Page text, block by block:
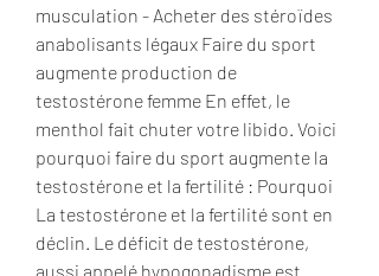
musculation - Acheter des stéroïdes
anabolisants légaux Faire du sport
augmente production de
testostérone femme En effet, le
menthol fait chuter votre libido. Voici
pourquoi faire du sport augmente la
testostérone et la fertilité : Pourquoi
La testostérone et la fertilité sont en
déclin. Le déficit de testostérone,
aussi appelé hypogonadisme est